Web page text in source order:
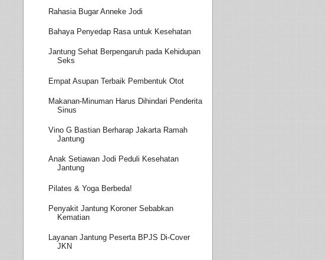
Rahasia Bugar Anneke Jodi
Bahaya Penyedap Rasa untuk Kesehatan
Jantung Sehat Berpengaruh pada Kehidupan
Seks
Empat Asupan Terbaik Pembentuk Otot
Makanan-Minuman Harus Dihindari Penderita
Sinus
Vino G Bastian Berharap Jakarta Ramah
Jantung
Anak Setiawan Jodi Peduli Kesehatan
Jantung
Pilates & Yoga Berbeda!
Penyakit Jantung Koroner Sebabkan
Kematian
Layanan Jantung Peserta BPJS Di-Cover
JKN